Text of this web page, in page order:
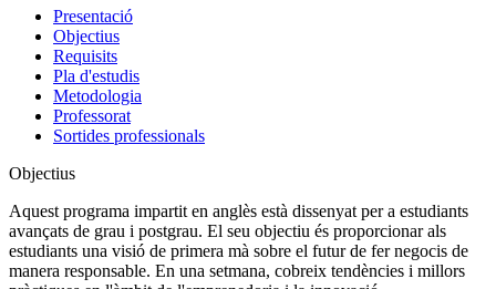
Presentació
Objectius
Requisits
Pla d'estudis
Metodologia
Professorat
Sortides professionals
Objectius
Aquest programa impartit en anglès està dissenyat per a estudiants
avançats de grau i postgrau. El seu objectiu és proporcionar als
estudiants una visió de primera mà sobre el futur de fer negocis de
manera responsable. En una setmana, cobreix tendències i millors